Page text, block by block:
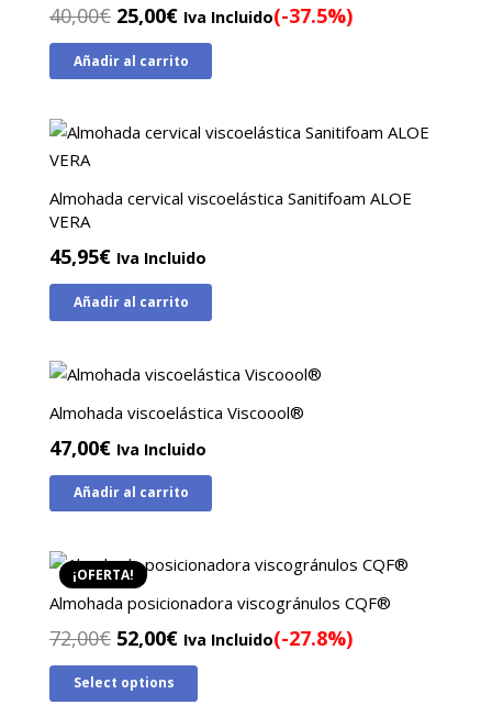
40,00€ El
precio
original
40,00€.
25,00€El
precio
actual
25,00€.
Iva Incluido(-37.5%)
Añadir al carrito
Almohada cervical viscoelástica Sanitifoam ALOE
VERA
45,95€ Iva Incluido
Añadir al carrito
Almohada viscoelástica Viscoool®
47,00€ Iva Incluido
Añadir al carrito
¡OFERTA!
Almohada posicionadora viscogránulos CQF®
72,00€ El
precio
original
52,00€El
precio
Iva Incluido(-27.8%)
Select options